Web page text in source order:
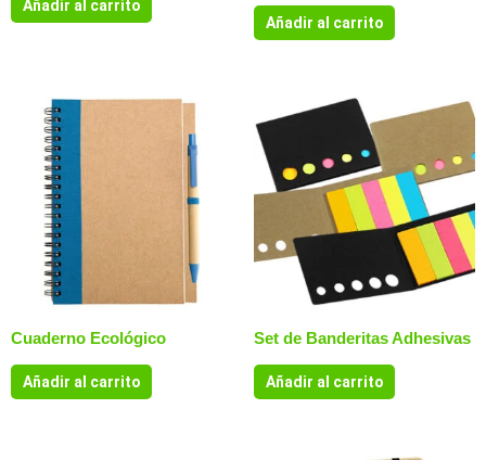
Añadir al carrito
Añadir al carrito
Cuaderno Ecológico
Añadir al carrito
Set de Banderitas Adhesivas
Añadir al carrito